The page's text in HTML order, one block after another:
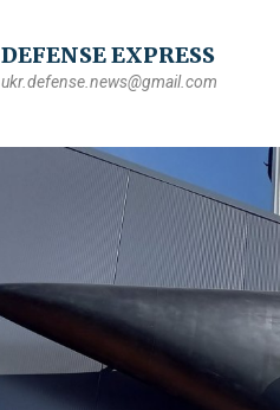
DEFENSE EXPRESS
ukr.defense.news@gmail.com